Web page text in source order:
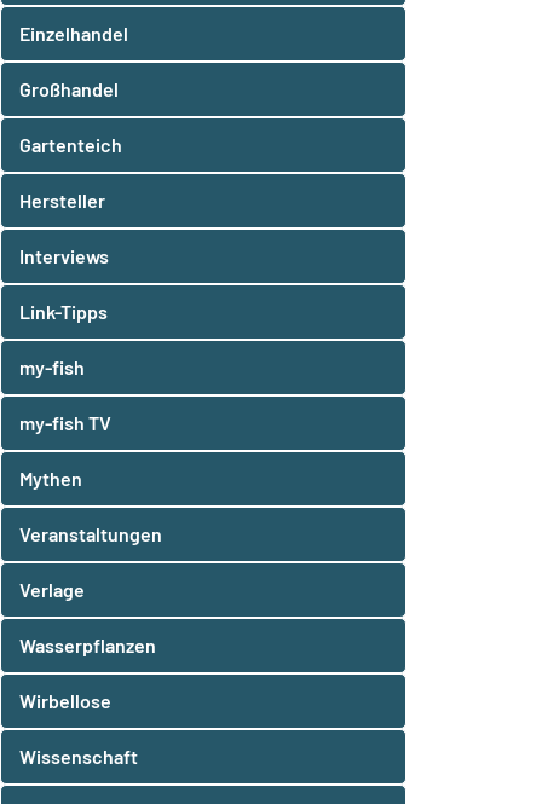
Einzelhandel
Großhandel
Gartenteich
Hersteller
Interviews
Link-Tipps
my-fish
my-fish TV
Mythen
Veranstaltungen
Verlage
Wasserpflanzen
Wirbellose
Wissenschaft